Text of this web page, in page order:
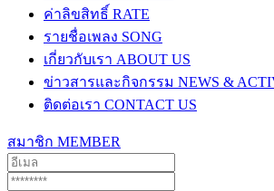
ค่าลิขสิทธิ์ RATE
รายชื่อเพลง SONG
เกี่ยวกับเรา ABOUT US
ข่าวสารและกิจกรรม NEWS &
ติดต่อเรา CONTACT US
สมาชิก MEMBER